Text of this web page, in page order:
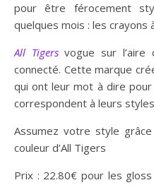
pour être férocement
quelques mois : les crayons
All Tigersvogue sur l’aire
connecté. Cette marque
qui ont leur mot à dire
correspondent à leurs
Assumez votre style
couleur d’All Tigers
Prix : 22.80€ pour les